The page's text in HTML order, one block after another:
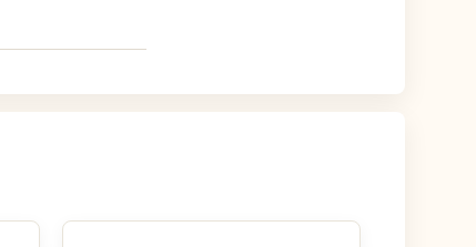
rozwiązanie idealnie dopasowane do